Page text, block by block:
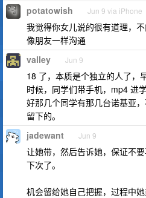
potatowish Jun 9 via iPhone
我觉得你女儿说的很有道理，
像朋友一样沟通
valley Jun 9
18 了，本质是个独立的人了，
时候，同学们带手机，mp4 进
好那几个同学有那几台诺基亚
留下的。
jadewant Jun 9
让她带，然后告诉她，保证不
下次了。
机会留给她自己把握，过程中